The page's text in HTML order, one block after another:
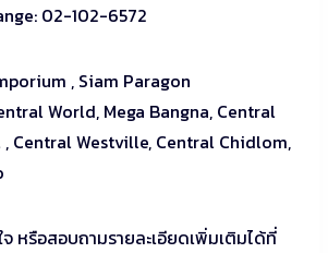
02-102-6572
, Siam Paragon
World, Mega Bangna, Central
Central Westville, Central Chidlom,
หรือสอบถามรายละเอียดเพิ่มเติมได้ที่